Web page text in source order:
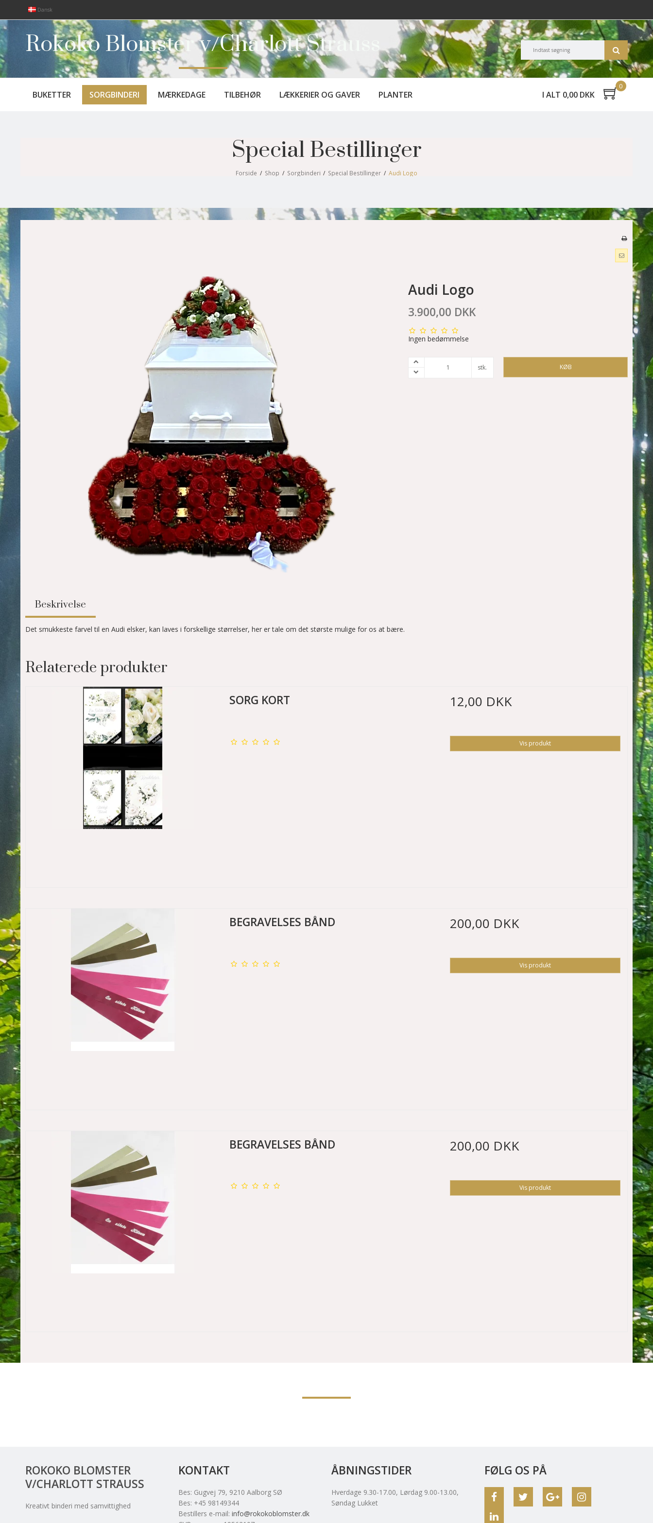
Dansk
Rokoko Blomster v/Charlott Strauss
BUKETTER SORGBINDERI MÆRKEDAGE TILBEHØR LÆKKERIER OG GAVER PLANTER I ALT 0,00 DKK
0
Special Bestillinger
Forside / Shop / Sorgbinderi / Special Bestillinger / Audi Logo
Audi Logo
3.900,00 DKK
Ingen bedømmelse
stk. KØB
Beskrivelse
Det smukkeste farvel til en Audi elsker, kan laves i forskellige størrelser, her er tale om det største mulige for os at bære.
Relaterede produkter
SORG KORT 12,00 DKK
Vis produkt
BEGRAVELSES BÅND 200,00 DKK
Vis produkt
BEGRAVELSES BÅND 200,00 DKK
Vis produkt
ROKOKO BLOMSTER
V/CHARLOTT STRAUSS
Kreativt binderi med samvittighed
KONTAKT
Bes: Gugvej 79, 9210 Aalborg SØ
Bes: +45 98149344
Bestillers e-mail: info@rokokoblomster.dk
ÅBNINGSTIDER
Hverdage 9.30-17.00, Lørdag 9.00-13.00,
Søndag Lukket
FØLG OS PÅ